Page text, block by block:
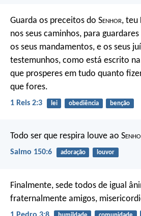
Guarda os preceitos do Senhor, teu
nos seus caminhos, para
os seus mandamentos, e os seus
testemunhos, como está escrito
que prosperes em tudo quanto
que fores.
1 Reis 2:3 lei obediência benção
Todo ser que respira louve ao S
Salmo 150:6 adoração louvor
Finalmente, sede todos de igual
fraternalmente amigos,